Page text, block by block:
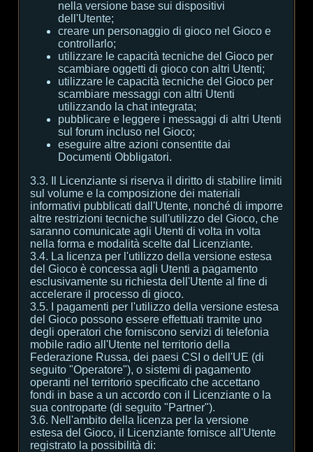
nella versione base sui dispositivi
dell'Utente;
creare un personaggio di gioco nel Gioco e
controllarlo;
utilizzare le capacità tecniche del Gioco per
scambiare oggetti di gioco con altri Utenti;
utilizzare le capacità tecniche del Gioco per
scambiare messaggi con altri Utenti
utilizzando la chat integrata;
pubblicare e leggere i messaggi di altri Utenti
sul forum incluso nel Gioco;
eseguire altre azioni consentite dai
Documenti Obbligatori.
3.3. Il Licenziante si riserva il diritto di stabilire limiti
sul volume e la composizione dei materiali
informativi pubblicati dall'Utente, nonché di imporre
altre restrizioni tecniche sull'utilizzo del Gioco, che
saranno comunicate agli Utenti di volta in volta
nella forma e modalità scelte dal Licenziante.
3.4. La licenza per l'utilizzo della versione estesa
del Gioco è concessa agli Utenti a pagamento
esclusivamente su richiesta dell'Utente al fine di
accelerare il processo di gioco.
3.5. I pagamenti per l'utilizzo della versione estesa
del Gioco possono essere effettuati tramite uno
degli operatori che forniscono servizi di telefonia
mobile radio all'Utente nel territorio della
Federazione Russa, dei paesi CSI o dell'UE (di
seguito "Operatore"), o sistemi di pagamento
operanti nel territorio specificato che accettano
fondi in base a un accordo con il Licenziante o la
sua controparte (di seguito "Partner").
3.6. Nell'ambito della licenza per la versione
estesa del Gioco, il Licenziante fornisce all'Utente
registrato la possibilità di: